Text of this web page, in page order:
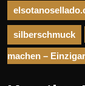
silberschmuck
machen –